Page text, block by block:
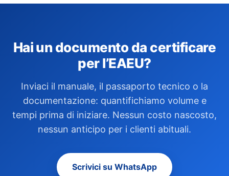
Hai un documento da certificare
per l’EAEU?
Inviaci il manuale, il passaporto tecnico o la
documentazione: quantifichiamo volume e
tempi prima di iniziare. Nessun costo nascosto,
nessun anticipo per i clienti abituali.
Scrivici su WhatsApp